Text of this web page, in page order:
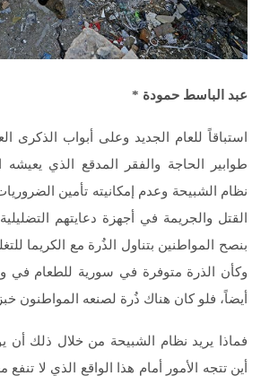
عبد الباسط حمودة *
استباقاً للعام الجديد وعلى أبواب الذكرى
طوابير الحاجة والفقر المدقع الذي
نظام الشبيحة وعدم إمكانيته تأمين
القتل والجريمة في أجهزة دعايتهم
بنصح المواطنين بتناول الذُرة مع الكريما
وكأن الذرة متوفرة في سورية للطعام في
أيضاً، فلو كان هناك ذُرة لصنعه المواطنون
فماذا يريد نظام الشبيحة من خلال ذلك
أين تتجه الأمور أمام هذا الواقع الذي لا